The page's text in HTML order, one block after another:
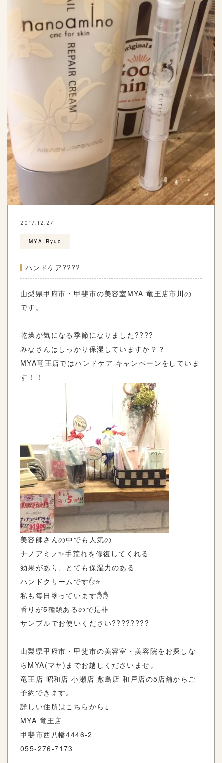
2017.12.27
MYA Ryuo
ハンドケア????
山梨県甲府市・甲斐市の美容室MYA 竜王店市川の
です。
乾燥が気になる季節になりました????
みなさんはしっかり保湿していますか？？
MYA竜王店ではハンドケア キャンペーンをしていま
す！！
美容師さんの中でも人気の
ナノアミノ✨手荒れを修復してくれる
効果があり、とても保湿力のある
ハンドクリームです✋️⭐️
私も毎日塗っています✋️✋️
香りが5種類あるので是非
サンプルでお使いください????????
山梨県甲府市・甲斐市の美容室・美容院をお探しな
らMYA(マヤ)までお越しくださいませ。
竜王店 昭和店 小瀬店 敷島店 和戸店の5店舗からご
予約できます。
詳しい住所はこちらから↓
MYA 竜王店
甲斐市西八幡4446-2
055-276-7173